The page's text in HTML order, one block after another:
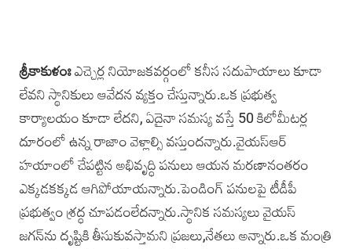
శ్రీకాకుళంఃఎచ్చెర్ల నియోజకవర్గంలో కనీస సదుపాయాలు కూడా
లేవని స్థానికులు ఆవేదన వ్యక్తం చేస్తున్నారు.ఒక ప్రభుత్వ
కార్యాలయం కూడా లేదని, ఏదైనా సమస్య వస్తే 50 కిలోమీటర్ల
దూరంలో ఉన్న రాజాం వెళ్లాల్సి వస్తుందన్నారు.వైయస్‌ఆర్‌
హయాంలో చేపట్టిన అభివృద్ధి పనులు ఆయన మరణానంతరం
ఎక్కడకక్కడ ఆగిపోయాయన్నారు.పెండింగ్‌ పనులపై టీడీపీ
ప్రభుత్వం శ్రద్ధ చూపడంలేదన్నారు.స్థానిక సమస్యలు వైయస్‌
జగన్‌ను దృష్టికి తీసుకువస్తామని ప్రజలు,నేతలు అన్నారు.ఒక మంత్రి